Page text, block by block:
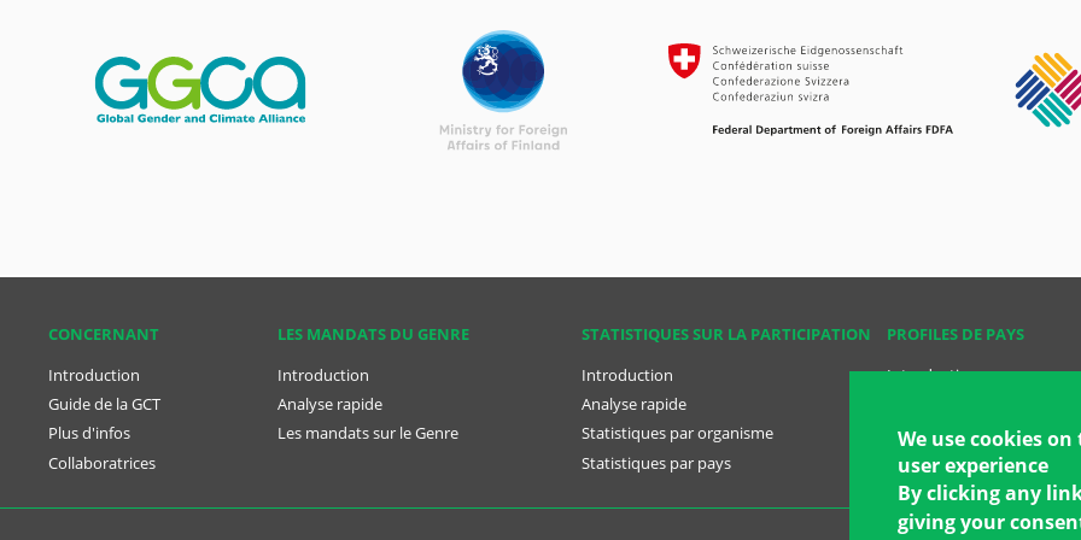
CONCER­NANT
Introduction
Guide de la GCT
Plus d'infos
Collaboratrices
LES MANDATS DU GENRE
Introduction
Analyse rapide
Les mandats sur le Genre
STATISTIQUES SUR LA PARTICIPATION
Introduction
Analyse rapide
Statistiques par organisme
Statistiques par pays
PROFILES DE PAYS
Introduction
Profiles des pays
Plans nationaux
We use cookies
user experience
By clicking any
giving your